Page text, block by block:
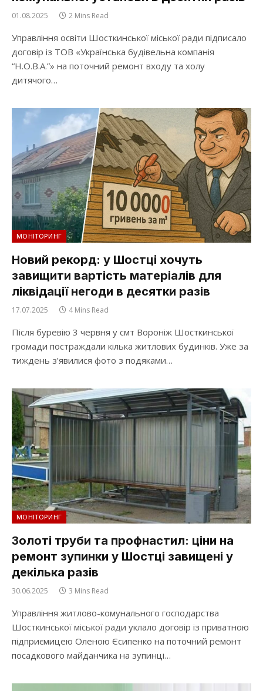
01.08.2025 2 Mins Read
Управління освіти Шосткинської міської ради підписало
договір із ТОВ «Українська будівельна компанія
“Н.О.В.А.”» на поточний ремонт входу та холу
дитячого…
МОНІТОРИНГ
Новий рекорд: у Шостці хочуть
завищити вартість матеріалів для
ліквідації негоди в десятки разів
17.07.2025 4 Mins Read
Після буревію 3 червня у смт Вороніж Шосткинської
громади постраждали кілька житлових будинків. Уже за
тиждень з’явилися фото з подяками…
МОНІТОРИНГ
Золоті труби та профнастил: ціни на
ремонт зупинки у Шостці завищені у
декілька разів
30.06.2025 3 Mins Read
Управління житлово-комунального господарства
Шосткинської міської ради уклало договір із приватною
підприємицею Оленою Єсипенко на поточний ремонт
посадкового майданчика на зупинці…